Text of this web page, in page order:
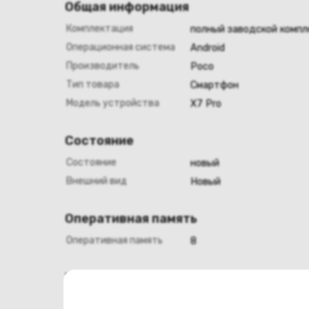
Общая информация
Комплектация
полный заводской
Операционная система
Android
Производитель
Poco
Тип товара
Смартфон
Модель устройства
X7 Pro
Состояние
Состояние
новый
Внешний вид
Новый
Оперативная память
Оперативная память 8
Хранение данных